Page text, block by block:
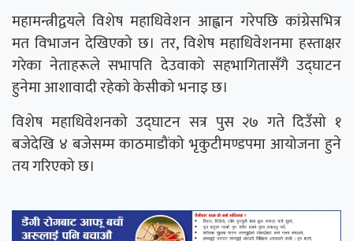
महामन्त्रीद्वयले विशेष महाधिवेशन आह्वान गरेपछि कांग्रेसभित्र
मत विभाजन देखिएको छ। तर, विशेष महाधिवेशनमा हस्ताक्षर
गरेका नेताहरूले सभापति देउवाको सहभागितासँगै उद्घाटन
हुनेमा आशावादी रहेको केसीको भनाइ छ।
विशेष महाधिवेशनको उद्घाटन सत्र पुस २७ गते दिउँसो १
बजेदेखि ४ बजेसम्म काठमाडौंको भृकुटीमण्डपमा आयोजना हुने
तय गरिएको छ।